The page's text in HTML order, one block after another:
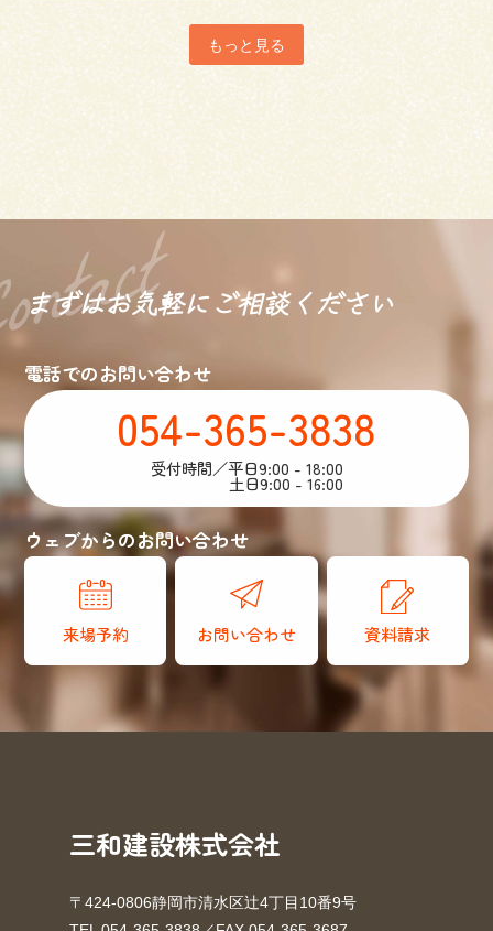
もっと見る
まずはお気軽にご相談ください
電話でのお問い合わせ
054-365-3838
受付時間／平日9:00 - 18:00
土日9:00 - 16:00
ウェブからのお問い合わせ
来場予約 お問い合わせ 資料請求
三和建設株式会社
〒424-0806静岡市清水区辻4丁目10番9号